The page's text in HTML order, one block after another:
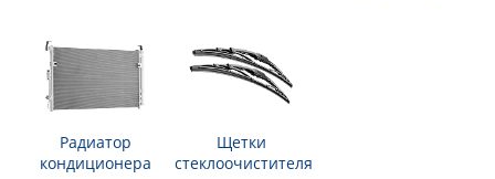
Радиатор
кондиционера
Щетки
стеклоочистителя